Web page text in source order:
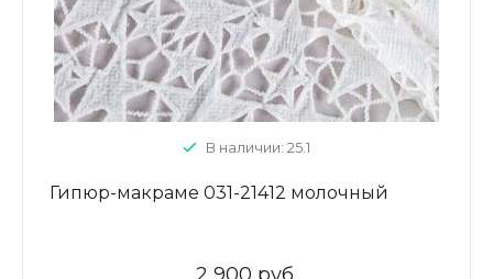
В наличии: 25.1
Гипюр-макраме 031-21412 молочный